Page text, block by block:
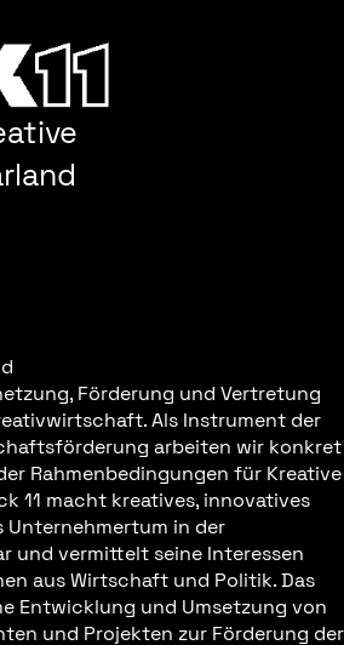
Förderung und Vertretung
Als Instrument der
arbeiten wir konkret
Rahmenbedingungen für Kreative
11 macht kreatives, innovatives
in der
und vermittelt seine Interessen
aus Wirtschaft und Politik. Das
Entwicklung und Umsetzung von
und Projekten zur Förderung der